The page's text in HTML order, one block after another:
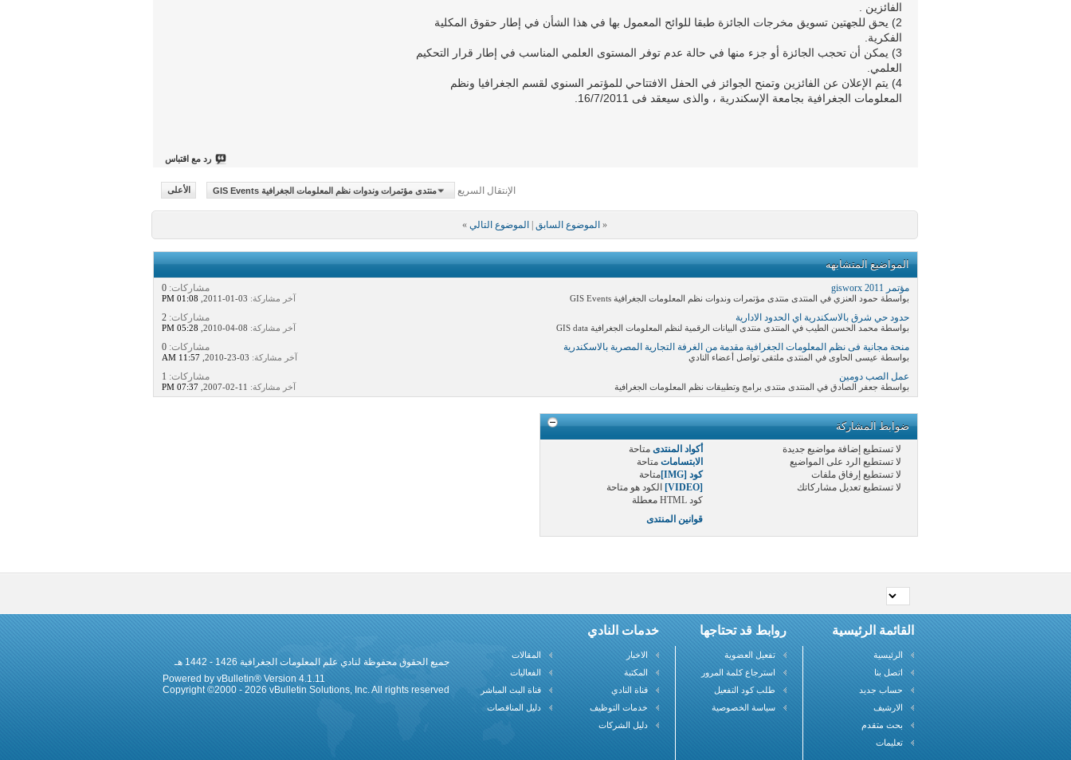
الفائزين .
2) يحق للجهتين تسويق مخرجات الجائزة طبقا للوائح المعمول بها في هذا الشأن في إطار حقوق المكلية
الفكرية.
3) يمكن أن تحجب الجائزة أو جزء منها في حالة عدم توفر المستوى العلمي المناسب في إطار قرار التحكيم
العلمي.
4) يتم الإعلان عن الفائزين وتمنح الجوائز في الحفل الافتتاحي للمؤتمر السنوي لقسم الجغرافيا ونظم
المعلومات الجغرافية بجامعة الإسكندرية ، والذى سيعقد فى 16/7/2011.
رد مع اقتباس
الإنتقال السريع منتدى مؤتمرات وندوات نظم المعلومات الجغرافية GIS Events الأعلى
« الموضوع السابق الموضوع التالي »
المواضيع المتشابهه
مؤتمر gisworx 2011
بواسطة حمود العنزي في المنتدى منتدى مؤتمرات وندوات نظم المعلومات الجغرافية GIS Events
مشاركات:
آخر مشاركة: 01:08 PM
حدود حي شرق بالاسكندرية اي الحدود الادارية
بواسطة محمد الحسن الطيب في المنتدى منتدى البيانات الرقمية لنظم المعلومات الجغرافية GIS data
مشاركات:
آخر مشاركة: 05:28 PM
منحة مجانية فى نظم المعلومات الجغرافية مقدمة من الغرفة التجارية المصرية بالاسكندرية
بواسطة عيسى الحاوى في المنتدى ملتقى تواصل أعضاء النادي
مشاركات:
آخر مشاركة: 11:57 AM
عمل الصب دومين
بواسطة جعفر الصادق في المنتدى منتدى برامج وتطبيقات نظم المعلومات الجغرافية
مشاركات:
آخر مشاركة: 07:37 PM
ضوابط المشاركة
لا تستطيعإضافة مواضيع جديدة
لا تستطيعالرد على المواضيع
لا تستطيعإرفاق ملفات
لا تستطيعتعديل مشاركاتك
أكواد المنتدى متاحة
الابتسامات متاحة
كود [IMG]
متاحة
[VIDEO]
الكود هومتاحة
كود HTML
معطلة
قوانين المنتدى
جميع الحقوق محفوظة لنادي علم المعلومات الجغرافية 1426 - 1442 هـ
Powered by vBulletin® Version 4.1.11
Copyright ©2000 - 2026 vBulletin Solutions, Inc. All rights reserved
القائمة الرئيسية
الرئيسية
اتصل بنا
حساب جديد
الارشيف
بحث متقدم
تعليمات
روابط قد تحتاجها
تفعيل العضوية
استرجاع كلمة المرور
طلب كود التفعيل
سياسة الخصوصية
خدمات النادي
الاخبار
المقالات
المكتبة
الفعاليات
قناة النادي
قناة البث المباشر
خدمات التوظيف
دليل المناقصات
دليل الشركات